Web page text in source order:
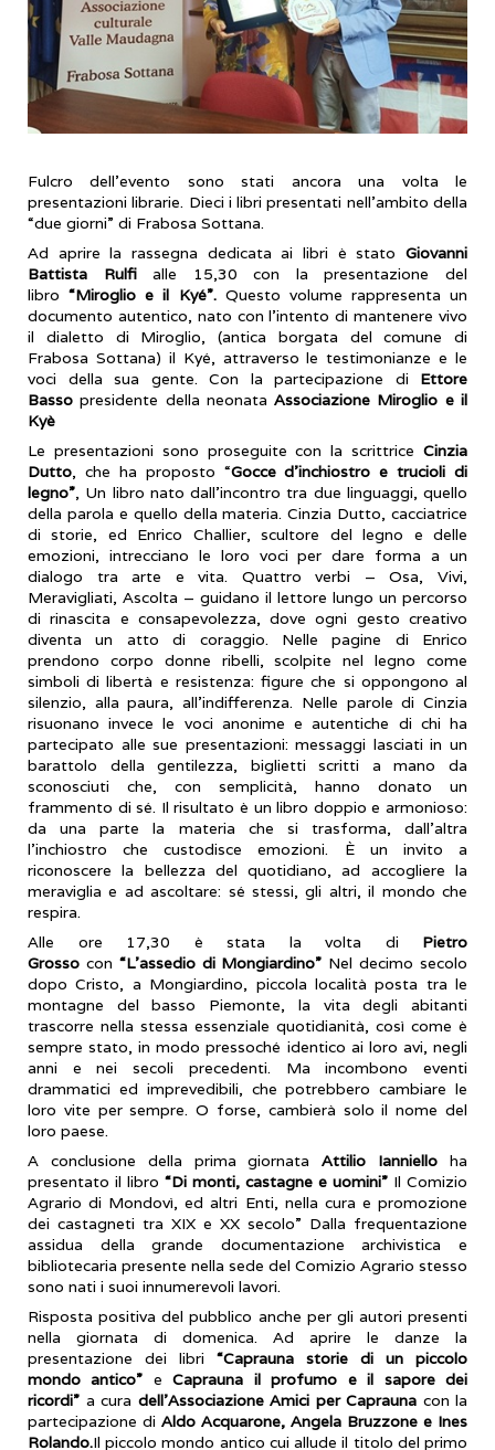
Fulcro dell’evento sono stati ancora una volta le
presentazioni librarie. Dieci i libri presentati nell’ambito della
“due giorni” di Frabosa Sottana.
Ad aprire la rassegna dedicata ai libri è stato Giovanni
Battista Rulfialle 15,30 con la presentazione del
libro“Miroglio e il Kyé”. Questo volume rappresenta un
documento autentico, nato con l’intento di mantenere vivo
il dialetto di Miroglio, (antica borgata del comune di
Frabosa Sottana) il Kyé, attraverso le testimonianze e le
voci della sua gente. Con la partecipazione di Ettore
Bassopresidente della neonata Associazione Miroglio e il
Kyè
Le presentazioni sono proseguite con la scrittrice Cinzia
Dutto, che ha proposto “Gocce d’inchiostro e trucioli di
legno”, Un libro nato dall’incontro tra due linguaggi, quello
della parola e quello della materia. Cinzia Dutto, cacciatrice
di storie, ed Enrico Challier, scultore del legno e delle
emozioni, intrecciano le loro voci per dare forma a un
dialogo tra arte e vita. Quattro verbi – Osa, Vivi,
Meravigliati, Ascolta – guidano il lettore lungo un percorso
di rinascita e consapevolezza, dove ogni gesto creativo
diventa un atto di coraggio. Nelle pagine di Enrico
prendono corpo donne ribelli, scolpite nel legno come
simboli di libertà e resistenza: figure che si oppongono al
silenzio, alla paura, all’indifferenza. Nelle parole di Cinzia
risuonano invece le voci anonime e autentiche di chi ha
partecipato alle sue presentazioni: messaggi lasciati in un
barattolo della gentilezza, biglietti scritti a mano da
sconosciuti che, con semplicità, hanno donato un
frammento di sé. Il risultato è un libro doppio e armonioso:
da una parte la materia che si trasforma, dall’altra
l’inchiostro che custodisce emozioni. È un invito a
riconoscere la bellezza del quotidiano, ad accogliere la
meraviglia e ad ascoltare: sé stessi, gli altri, il mondo che
respira.
Alle ore 17,30 è stata la volta di Pietro
Grosso con “L’assedio di Mongiardino” Nel decimo secolo
dopo Cristo, a Mongiardino, piccola località posta tra le
montagne del basso Piemonte, la vita degli abitanti
trascorre nella stessa essenziale quotidianità, così come è
sempre stato, in modo pressoché identico ai loro avi, negli
anni e nei secoli precedenti. Ma incombono eventi
drammatici ed imprevedibili, che potrebbero cambiare le
loro vite per sempre. O forse, cambierà solo il nome del
loro paese.
A conclusione della prima giornata Attilio Iannielloha
presentato il libro “Di monti, castagne e uomini” Il Comizio
Agrario di Mondovì, ed altri Enti, nella cura e promozione
dei castagneti tra XIX e XX secolo” Dalla frequentazione
assidua della grande documentazione archivistica e
bibliotecaria presente nella sede del Comizio Agrario stesso
sono nati i suoi innumerevoli lavori.
Risposta positiva del pubblico anche per gli autori presenti
nella giornata di domenica. Ad aprire le danze la
presentazione dei libri “Caprauna storie di un piccolo
mondo antico” e Caprauna il profumo e il sapore dei
ricordi” a cura dell’Associazione Amici per Caprauna con la
partecipazione di Aldo Acquarone, Angela Bruzzone e Ines
Rolando.Il piccolo mondo antico cui allude il titolo del primo